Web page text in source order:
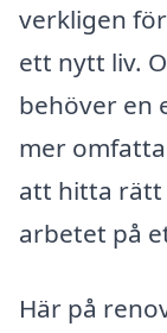
verkligen
ett nytt liv.
behöver en
mer
att hitta rätt
arbetet på
Här på